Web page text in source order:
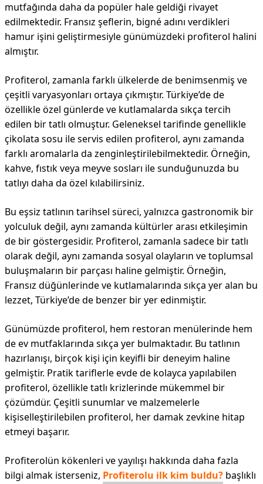
mutfağında daha da popüler hale geldiği rivayet
edilmektedir. Fransız şeflerin, bigné adını verdikleri
hamur işini geliştirmesiyle günümüzdeki profiterol halini
almıştır.
Profiterol, zamanla farklı ülkelerde de benimsenmiş ve
çeşitli varyasyonları ortaya çıkmıştır. Türkiye’de de
özellikle özel günlerde ve kutlamalarda sıkça tercih
edilen bir tatlı olmuştur. Geleneksel tarifinde genellikle
çikolata sosu ile servis edilen profiterol, aynı zamanda
farklı aromalarla da zenginleştirilebilmektedir. Örneğin,
kahve, fıstık veya meyve sosları ile sunduğunuzda bu
tatlıyı daha da özel kılabilirsiniz.
Bu eşsiz tatlının tarihsel süreci, yalnızca gastronomik bir
yolculuk değil, aynı zamanda kültürler arası etkileşimin
de bir göstergesidir. Profiterol, zamanla sadece bir tatlı
olarak değil, aynı zamanda sosyal olayların ve toplumsal
buluşmaların bir parçası haline gelmiştir. Örneğin,
Fransız düğünlerinde ve kutlamalarında sıkça yer alan bu
lezzet, Türkiye’de de benzer bir yer edinmiştir.
Günümüzde profiterol, hem restoran menülerinde hem
de ev mutfaklarında sıkça yer bulmaktadır. Bu tatlının
hazırlanışı, birçok kişi için keyifli bir deneyim haline
gelmiştir. Pratik tariflerle evde de kolayca yapılabilen
profiterol, özellikle tatlı krizlerinde mükemmel bir
çözümdür. Çeşitli sunumlar ve malzemelerle
kişiselleştirilebilen profiterol, her damak zevkine hitap
etmeyi başarır.
Profiterolün kökenleri ve yayılışı hakkında daha fazla
bilgi almak isterseniz, Profiterolu ilk kim buldu? başlıklı